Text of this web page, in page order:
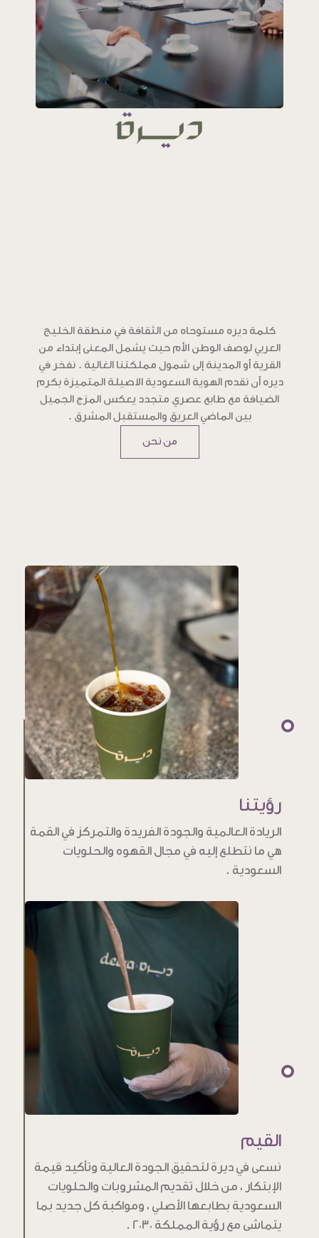
كلمة ديره مستوحاه من الثقافة في منطقة الخليج
العربي لوصف الوطن الأم حيث يشمل المعنى إبتداء من
القرية أو المدينة إلى شمول مملكتنا الغالية . نفخر في
ديره أن نقدم الهوية السعودية الاصيلة المتميزة بكرم
الضيافة مع طابع عصري متجدد يعكس المزج الجميل
بين الماضي العريق والمستقبل المشرق .
من نحن
رؤيتنا
الريادة العالمية والجودة الفريدة والتمركز في القمة
هي ما نتطلع إليه في مجال القهوه والحلويات
السعودية .
القيم
نسعى في ديرة لتحقيق الجودة العالية وتأكيد قيمة
الإبتكار ، من خلال تقديم المشروبات والحلويات
السعودية بطابعها الأصلي ، ومواكبة كل جديد بما
يتماشى مع رؤية المملكة 2030 .